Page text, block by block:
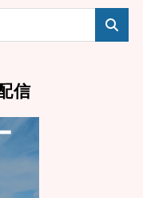
信